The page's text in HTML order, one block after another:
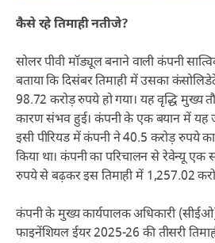
कैसे रहे तिमाही नतीजे?
सोलर पीवी मॉड्यूल बनाने वाली कंपनी
बताया कि दिसंबर तिमाही में उसका
98.72 करोड़ रुपये हो गया। यह वृद्धि मुख्य
कारण संभव हुई। कंपनी के एक बयान में यह
इसी पीरियड में कंपनी ने 40.5 करोड़ रुपये
किया था। कंपनी का परिचालन से रेवेन्यू
रुपये से बढ़कर इस तिमाही में 1,257.02
कंपनी के मुख्य कार्यपालक अधिकारी
फाइनेंशियल ईयर 2025-26 की तीसरी